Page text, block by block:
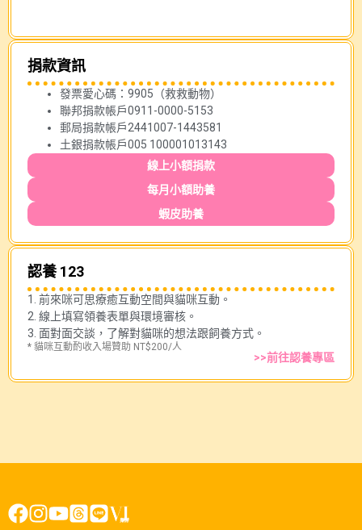
捐款資訊
發票愛心碼：9905（救救動物）
聯邦捐款帳戶0911-0000-5153
郵局捐款帳戶2441007-1443581
土銀捐款帳戶005 100001013143
線上小額捐款
每月小額助養
蝦皮助養
認養 123
1. 前來咪可思療癒互動空間與貓咪互動。
2. 線上填寫領養表單與環境審核。
3. 面對面交談，了解對貓咪的想法跟飼養方式。
* 貓咪互動酌收入場贊助 NT$200/人
>>前往認養專區